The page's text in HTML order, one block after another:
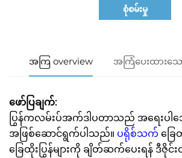
စုံစမ်းမှု
အကြ overview အကြံပေးထားသ
ဖော်ပြချက်:
ပြွန်ကလမ်းပ်အက်ဒါပတာသည် အရေးပါ
အဖြစ်ဆောင်ရွက်ပါသည်။ ပရိုစ်သက် ခြေ
ခြေထိုးပြွန်များကို ချိတ်ဆက်ပေးရန် ဒီဇို